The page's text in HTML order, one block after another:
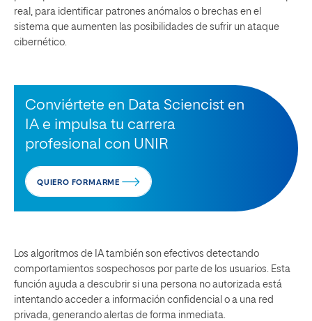
real, para identificar patrones anómalos o brechas en el
sistema que aumenten las posibilidades de sufrir un ataque
cibernético.
Conviértete en Data Sciencist en
IA e impulsa tu carrera
profesional con UNIR
QUIERO FORMARME
Los algoritmos de IA también son efectivos detectando
comportamientos sospechosos por parte de los usuarios. Esta
función ayuda a descubrir si una persona no autorizada está
intentando acceder a información confidencial o a una red
privada, generando alertas de forma inmediata.